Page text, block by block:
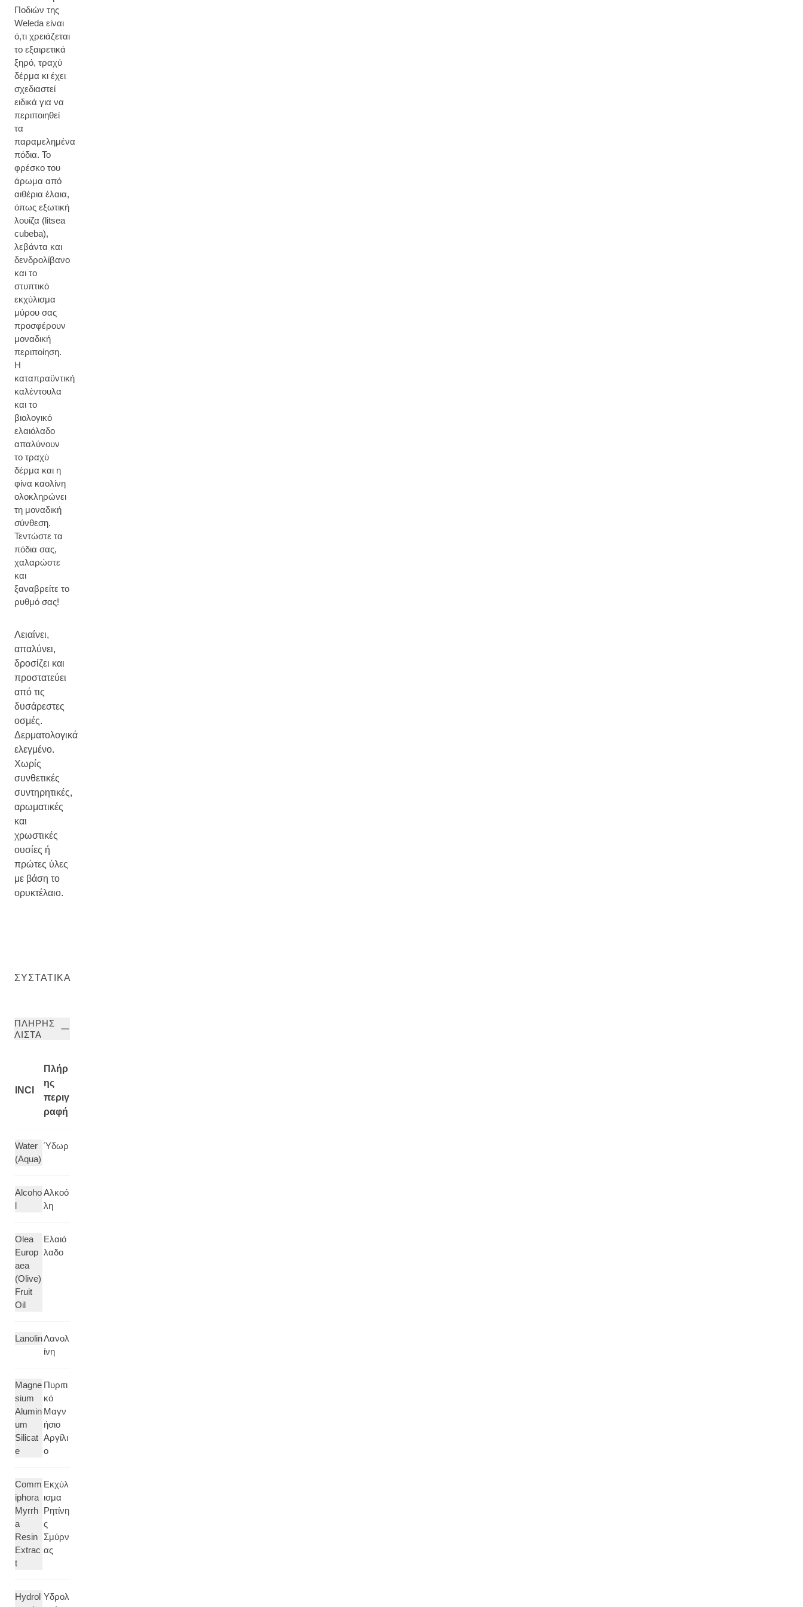
Ποδιών της
Weleda είναι
ό,τι χρειάζεται
το εξαιρετικά
ξηρό, τραχύ
δέρμα κι έχει
σχεδιαστεί
ειδικά για να
περιποιηθεί
τα
παραμελημένα
πόδια. Το
φρέσκο του
άρωμα από
αιθέρια έλαια,
όπως εξωτική
λουίζα (litsea
cubeba),
λεβάντα και
δενδρολίβανο
και το
στυπτικό
εκχύλισμα
μύρου σας
προσφέρουν
μοναδική
περιποίηση.
Η
καταπραϋντική
καλέντουλα
και το
βιολογικό
ελαιόλαδο
απαλύνουν
το τραχύ
δέρμα και η
φίνα καολίνη
ολοκληρώνει
τη μοναδική
σύνθεση.
Τεντώστε τα
πόδια σας,
χαλαρώστε
και
ξαναβρείτε το
ρυθμό σας!
Λειαίνει,
απαλύνει,
δροσίζει και
προστατεύει
από τις
δυσάρεστες
οσμές.
Δερματολογικά
ελεγμένο.
Χωρίς
συνθετικές
συντηρητικές,
αρωματικές
και
χρωστικές
ουσίες ή
πρώτες ύλες
με βάση το
ορυκτέλαιο.
ΣΥΣΤΑΤΙΚΆ
ΠΛΉΡΗΣ
ΛΊΣΤΑ
INCI
Πλήρ
ης
περιγ
ραφή
Water
(Aqua)
Ύδωρ
Alcoho
l
Αλκοό
λη
Olea
Europ
aea
(Olive)
Fruit
Oil
Ελαιό
λαδο
LanolinΛανολ
ίνη
Magne
sium
Alumin
um
Silicat
e
Πυριτι
κό
Μαγν
ήσιο
Αργίλι
ο
Comm
iphora
Myrrh
a
Resin
Extrac
t
Εκχύλ
ισμα
Ρητίνη
ς
Σμύρν
ας
Hydrol Υδρολ